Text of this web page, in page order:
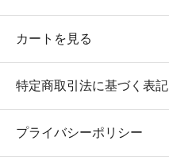
カートを見る
特定商取引法に基づく表記
プライバシーポリシー